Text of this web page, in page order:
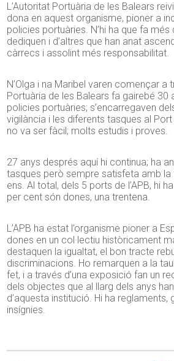
L’Autoritat Portuària de les Balears
dona en aquest organisme, pioner a
policies portuàries. N’hi ha que fa més
dediquen i d’altres que han anat
càrrecs i assolint més responsabilitat.
N’Olga i na Maribel varen començar a
Portuària de les Balears fa gairebé 30
policies portuàries; s’encarregaven
vigilància i les diferents tasques al
no va ser fàcil; molts estudis i proves.
27 anys després aquí hi continua; ha
tasques però sempre satisfeta amb la
ens. Al total, dels 5 ports de l’APB, hi
per cent són dones, una trentena.
L’APB ha estat l’organisme pioner a
dones en un col·lectiu històricament
destaquen la igualtat, el bon tracte
discriminacions. Ho remarquen a la
fet, i a través d’una exposició fan un
dels objectes que al llarg dels anys
d’aquesta institució. Hi ha reglaments,
insígnies.